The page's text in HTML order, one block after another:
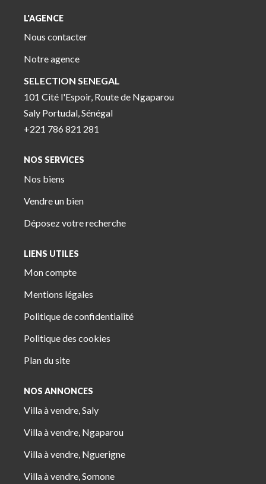
L'AGENCE
Nous contacter
Notre agence
SELECTION SENEGAL
101 Cité l'Espoir, Route de Ngaparou
Saly Portudal, Sénégal
+221 786 821 281
NOS SERVICES
Nos biens
Vendre un bien
Déposez votre recherche
LIENS UTILES
Mon compte
Mentions légales
Politique de confidentialité
Politique des cookies
Plan du site
NOS ANNONCES
Villa à vendre, Saly
Villa à vendre, Ngaparou
Villa à vendre, Nguerigne
Villa à vendre, Somone